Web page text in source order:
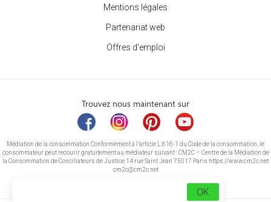
Mentions légales
Partenariat web
Offres d'emploi
Trouvez nous maintenant sur
Médiation de la consommation Conformément à l’article L.616-1 du Code de la consommation, le
consommateur peut recourir gratuitement au médiateur suivant : CM2C – Centre de la Médiation de
la Consommation de Conciliateurs de Justice 14 rue Saint Jean 75017 Paris https://www.cm2c.net
cm2c@cm2c.net
OK